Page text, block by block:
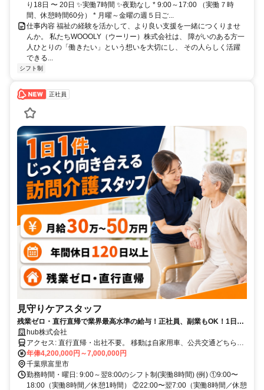
り18日 〜 20日 ✨実働7時間 ✨夜勤なし * 9:00～17:00 （実働７時
間、休憩時間60分） * 月曜～金曜の週５日ご...
仕事内容 福祉の経験を活かして、より良い支援を一緒につくりませ
んか。 私たちWOOOLY（ウーリー）株式会社は、 障がいのある方一
人ひとりの「働きたい」という想いを大切にし、 その人らしく活躍
できる...
シフト制
正社員
見守りケアスタッフ
残業ゼロ・直行直帰で業界最高水準の給与！正社員、副業もOK！1日1
件のご利用者様と、じっくり向き合う介護。飲食・販売・事務など他業
種からの転職者が活躍中。資格取得費用は全額会社負担で、未経験スタ
ッフを全力でサポート！
hub株式会社
アクセス: 直行直帰・出社不要。 移動は自家用車、公共交通どちらで
も可。
年俸4,200,000円～7,000,000円
千葉県富里市
勤務時間・曜日: 9:00～翌8:00のシフト制(実働8時間) (例) ①9:00〜
18:00（実働8時間／休憩1時間） ②22:00〜翌7:00（実働8時間／休憩